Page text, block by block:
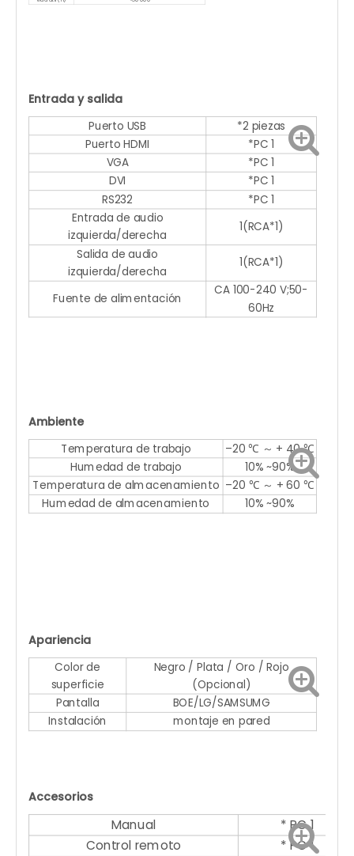
Entrada y salida
Puerto USB
*2 piezas
Puerto HDMI
*PC 1
VGA
*PC 1
DVI
*PC 1
RS232
*PC 1
Entrada de audio
izquierda/derecha
1(RCA*1)
Salida de audio
izquierda/derecha
1(RCA*1)
Fuente de alimentación
CA 100-240 V;50-
60Hz
Ambiente
Temperatura de trabajo
–20 ℃ ～ + 40 ℃
Humedad de trabajo
10% ~90%
Temperatura de almacenamiento –20 ℃ ～ + 60 ℃
Humedad de almacenamiento
10% ~90%
Apariencia
Color de
superficie
Negro / Plata / Oro / Rojo
(Opcional)
Pantalla
BOE/LG/SAMSUMG
Instalación
montaje en pared
Accesorios
Manual
* PC 1
Control remoto
* PC 1